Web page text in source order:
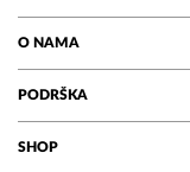
O NAMA
PODRŠKA
SHOP